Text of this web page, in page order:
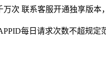
万次 联系客服开通独享版本
每日请求次数不超规定